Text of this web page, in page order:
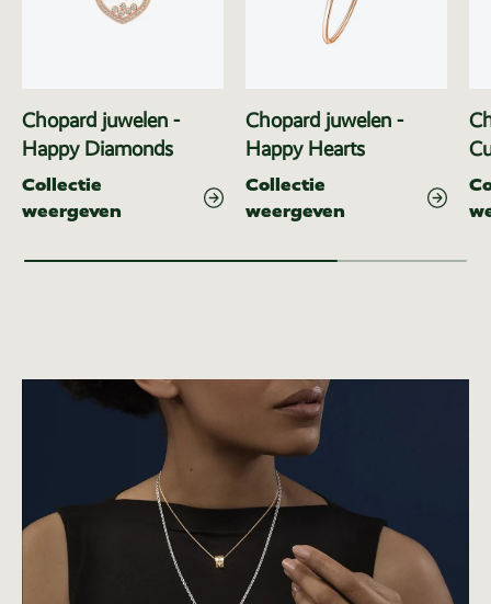
Chopard juwelen -
Happy Diamonds
Collectie
weergeven
Chopard juwelen -
Happy Hearts
Collectie
weergeven